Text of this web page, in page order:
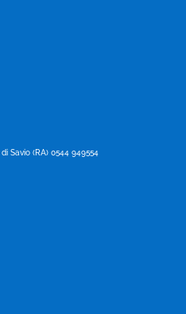
Savio (RA) 0544 949554